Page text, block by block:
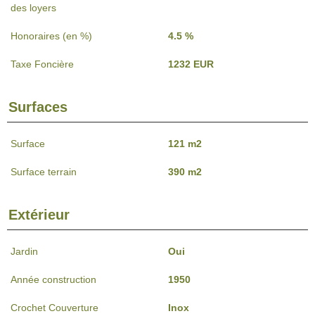
des loyers
Honoraires (en %) 4.5 %
Taxe Foncière 1232 EUR
Surfaces
Surface 121 m2
Surface terrain 390 m2
Extérieur
Jardin Oui
Année construction 1950
Crochet Couverture Inox